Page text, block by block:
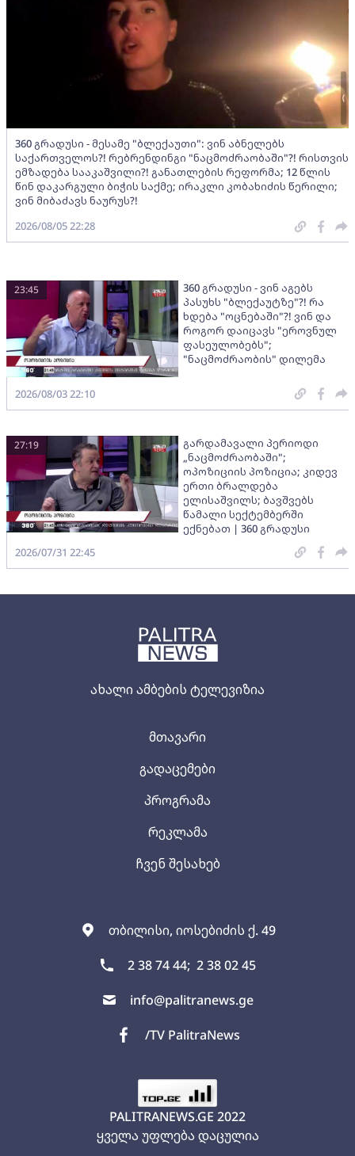
ახალი ამბების ტელევიზია
თბილისი, იოსებიძის ქ. 49
2 38 74 44; 2 38 02 45
info@palitranews.ge
/TV PalitraNews
მთავარი
გადაცემები
პროგრამა
რეკლამა
ჩვენ შესახებ
PALITRANEWS.GE 2022
ყველა უფლება დაცულია
360 გრადუსი - მესამე "ბლექაუთი": ვინ აბნელებს
საქართველოს?! რებრენდინგი "ნაცმოძრაობაში"?! რისთვის
ემზადება სააკაშვილი?! განათლების რეფორმა; 12 წლის
წინ დაკარგული ბიჭის საქმე; ირაკლი კობახიძის წერილი;
ვინ მიბაძავს ნაურუს?!
2026/08/05 22:28
360 გრადუსი - ვინ აგებს
პასუხს "ბლექაუტზე"?! რა
ხდება "ოცნებაში"?! ვინ და
როგორ დაიცავს "ეროვნულ
ფასეულობებს";
"ნაცმოძრაობის" დილემა
23:45
2026/08/03 22:10
გარდამავალი პერიოდი
„ნაცმოძრაობაში";
ოპოზიციის პოზიცია; კიდევ
ერთი ბრალდება
ელისაშვილს; ბავშვებს
წამალი სექტემბერში
ექნებათ | 360 გრადუსი
27:19
2026/07/31 22:45